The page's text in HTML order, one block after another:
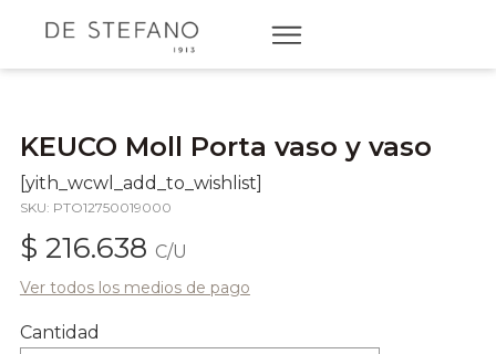
KEUCO Moll Porta vaso y vaso
[yith_wcwl_add_to_wishlist]
SKU: PTO12750019000
$ 216.638 C/U
Ver todos los medios de pago
Cantidad